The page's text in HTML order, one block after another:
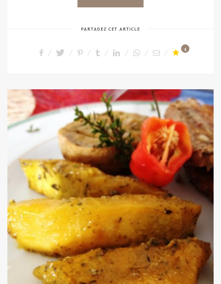
PARTAGEZ CET ARTICLE
4